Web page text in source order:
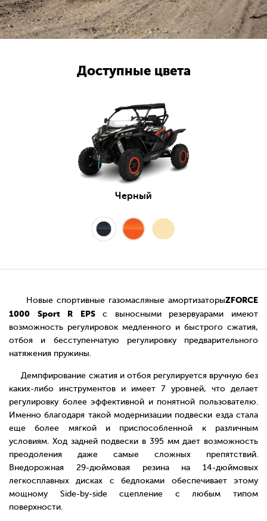
Доступные цвета
Черный
Новые спортивные газомасляные амортизаторыZFORCE
1000 Sport R EPSс выносными резервуарами имеют
возможность регулировок медленного и быстрого сжатия,
отбоя и бесступенчатую регулировку предварительного
натяжения пружины.
Демпфирование сжатия и отбоя регулируется вручную без
каких-либо инструментов и имеет 7 уровней, что делает
регулировку более эффективной и понятной пользователю.
Именно благодаря такой модернизации подвески езда стала
еще более мягкой и приспособленной к различным
условиям. Ход задней подвески в 395 мм дает возможность
преодоления даже самые сложных препятствий.
Внедорожная 29-дюймовая резина на 14-дюймовых
легкосплавных дисках с бедлоками обеспечивает этому
мощному Side-by-side сцепление с любым типом
поверхности.